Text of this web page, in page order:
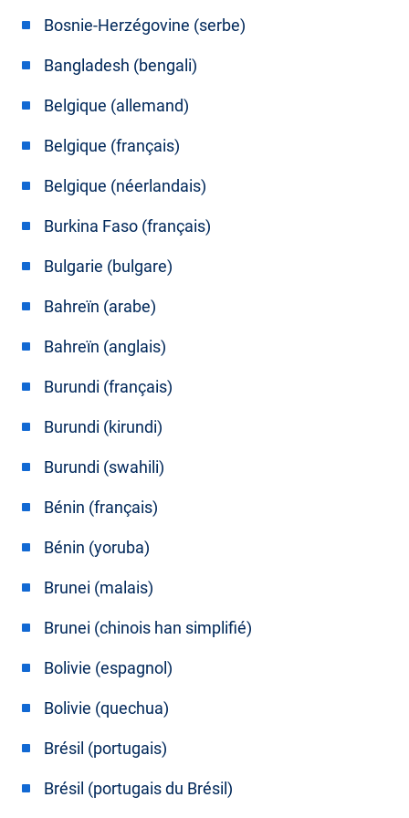
Bosnie-Herzégovine (serbe)
Bangladesh (bengali)
Belgique (allemand)
Belgique (français)
Belgique (néerlandais)
Burkina Faso (français)
Bulgarie (bulgare)
Bahreïn (arabe)
Bahreïn (anglais)
Burundi (français)
Burundi (kirundi)
Burundi (swahili)
Bénin (français)
Bénin (yoruba)
Brunei (malais)
Brunei (chinois han simplifié)
Bolivie (espagnol)
Bolivie (quechua)
Brésil (portugais)
Brésil (portugais du Brésil)